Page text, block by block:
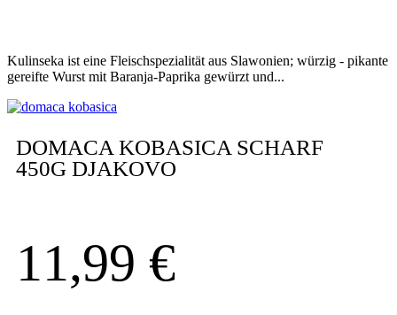
Kulinseka ist eine Fleischspezialität aus Slawonien; würzig - pikante
gereifte Wurst mit Baranja-Paprika gewürzt und...
DOMACA KOBASICA SCHARF
450G DJAKOVO
11,99 €